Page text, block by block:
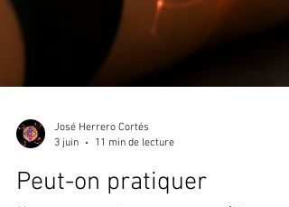
3 juin
11 min de lecture